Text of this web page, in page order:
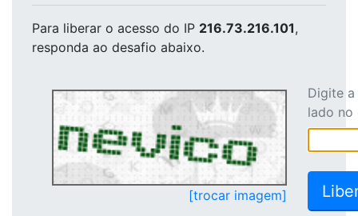
Para liberar o acesso do IP 216.73.216.101,
responda ao desafio abaixo.
[trocar imagem]
Digite
lado no